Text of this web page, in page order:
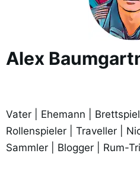
Alex
Vater | Ehemann |
Rollenspieler | Traveller |
Sammler | Blogger | Rum-